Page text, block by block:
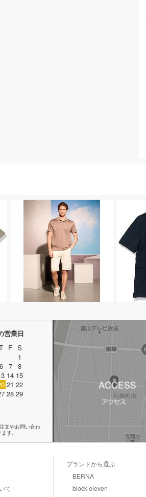
営業日
F S
1
7
8
14 15
21 22
28 29
文やお問い合わ
す。
て
ブランドから選ぶ
BERNA
block eleven